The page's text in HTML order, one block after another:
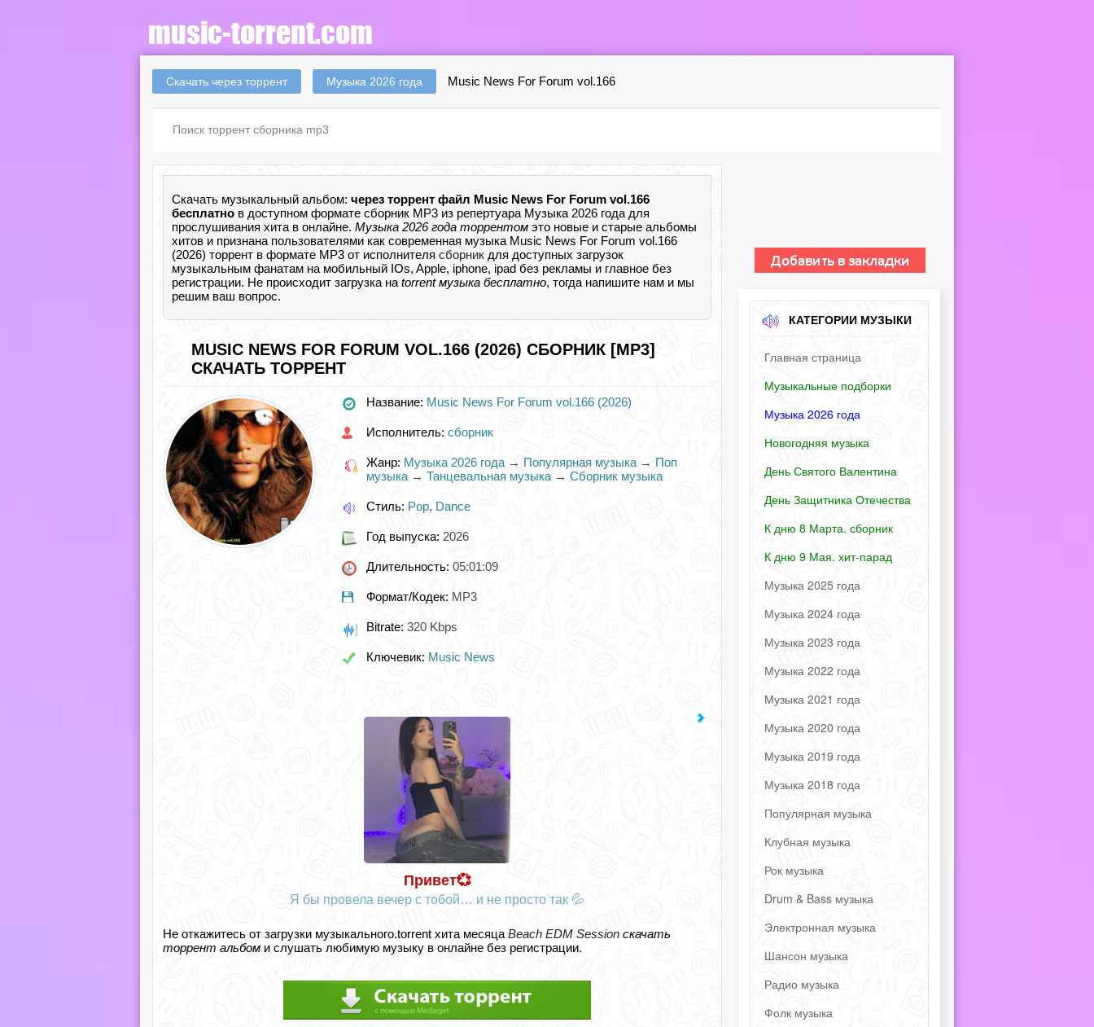
Скачать через торрент Музыка 2026 года Music News For Forum vol.166
Скачать музыкальный альбом: через торрент файл Music News For Forum vol.166
бесплатно в доступном формате сборник MP3 из репертуара Музыка 2026 года для
прослушивания хита в онлайне. Музыка 2026 года торрентом это новые и старые альбомы
хитов и признана пользователями как современная музыка Music News For Forum vol.166
(2026) торрент в формате MP3 от исполнителя сборник для доступных загрузок
музыкальным фанатам на мобильный IOs, Apple, iphone, ipad без рекламы и главное без
регистрации. Не происходит загрузка на torrent музыка бесплатно, тогда напишите нам и мы
решим ваш вопрос.
MUSIC NEWS FOR FORUM VOL.166 (2026) СБОРНИК [MP3]
СКАЧАТЬ ТОРРЕНТ
Название: Music News For Forum vol.166 (2026)
Исполнитель: сборник
Жанр: Музыка 2026 года → Популярная музыка → Поп
музыка → Танцевальная музыка → Сборник музыка
Стиль: Pop, Dance
Год выпуска: 2026
Длительность: 05:01:09
Формат/Кодек: MP3
Bitrate: 320 Kbps
Ключевик: Music News
Привет💞
Я бы провела вечер с тобой… и не просто так 💦
Не откажитесь от загрузки музыкального.torrent хита месяца Beach EDM Session скачать
торрент альбом и слушать любимую музыку в онлайне без регистрации.
КАТЕГОРИИ МУЗЫКИ
Главная страница
Музыкальные подборки
Музыка 2026 года
Новогодняя музыка
День Святого Валентина
День Защитника Отечества
К дню 8 Марта. сборник
К дню 9 Мая. хит-парад
Музыка 2025 года
Музыка 2024 года
Музыка 2023 года
Музыка 2022 года
Музыка 2021 года
Музыка 2020 года
Музыка 2019 года
Музыка 2018 года
Популярная музыка
Клубная музыка
Рок музыка
Drum & Bass музыка
Электронная музыка
Шансон музыка
Радио музыка
Фолк музыка